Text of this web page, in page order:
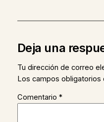
Deja una
Tu dirección de correo
Los campos obligatorios
Comentario *